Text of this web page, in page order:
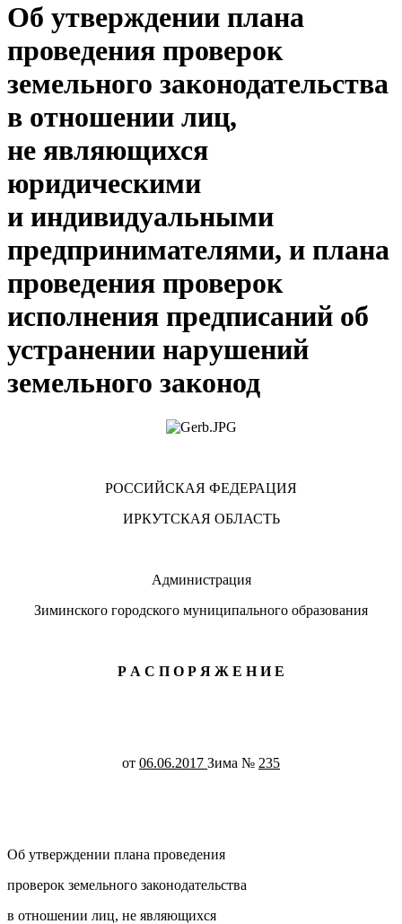
Об утверждении плана
проведения проверок
земельного законодательства
в отношении лиц,
не являющихся
юридическими
и индивидуальными
предпринимателями, и плана
проведения проверок
исполнения предписаний об
устранении нарушений
земельного законод
РОССИЙСКАЯ ФЕДЕРАЦИЯ
ИРКУТСКАЯ ОБЛАСТЬ
Администрация
Зиминского городского муниципального образования
Р А С П О Р Я Ж Е Н И Е
от 06.06.2017 Зима № 235
Об утверждении плана проведения
проверок земельного законодательства
в отношении лиц, не являющихся